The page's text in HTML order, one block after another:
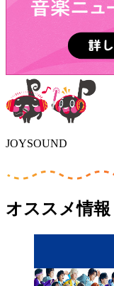
JOYSOUND
オススメ情報